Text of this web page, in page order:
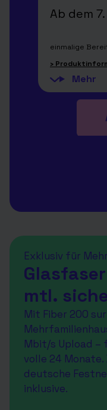
Ab dem
einmalige
›
Exklusiv für
mtl.
Mit Fiber 200
Mbit/s Upload –
volle 24
deutsche
inklusive.